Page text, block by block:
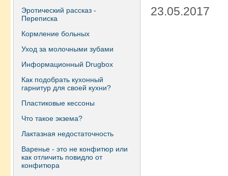
Эротический рассказ -
Переписка
Кормление больных
Уход за молочными зубами
Информационный Drugbox
Как подобрать кухонный
гарнитур для своей кухни?
Пластиковые кессоны
Что такое экзема?
Лактазная недостаточность
Варенье - это не конфитюр или
как отличить повидло от
конфитюра
23.05.2017